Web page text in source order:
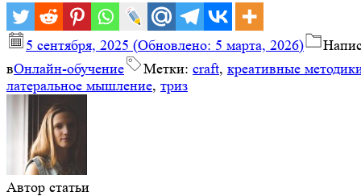
5 сентября, 2025 (Обновлено: 5 марта, 2026)
вОнлайн-обучение Метки: craft, креативные
латеральное мышление, триз
Автор статьи